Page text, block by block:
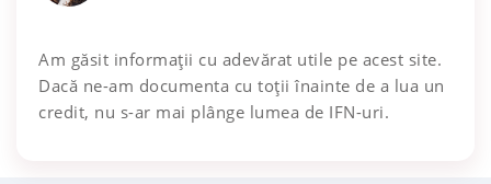
Am găsit informații cu adevărat utile pe acest site.
Dacă ne-am documenta cu toții înainte de a lua un
credit, nu s-ar mai plânge lumea de IFN-uri.